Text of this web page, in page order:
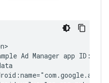
Ad Manager app ID: